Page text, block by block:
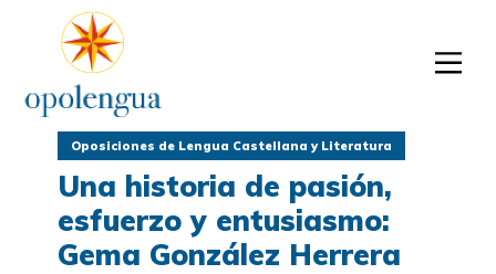
Oposiciones de Lengua Castellana y Literatura
Una historia de pasión,
esfuerzo y entusiasmo:
Gema González Herrera